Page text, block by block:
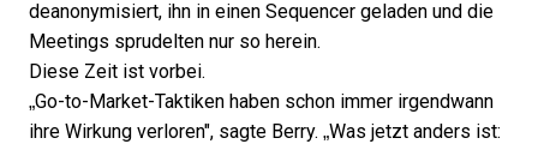
deanonymisiert, ihn in einen Sequencer geladen und die
Meetings sprudelten nur so herein.
Diese Zeit ist vorbei.
„Go-to-Market-Taktiken haben schon immer irgendwann
ihre Wirkung verloren", sagte Berry. „Was jetzt anders ist: